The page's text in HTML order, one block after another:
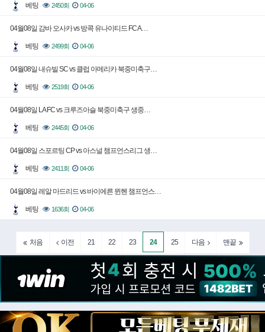
베팅 2450회 04-06
04월08일 감바 오사카 vs 방콕 유나이티드 FC A…
베팅 2499회 04-06
04월08일 내슈빌 SC vs 클럽 아메리카 북중미축구…
베팅 2519회 04-06
04월08일 LA FC vs 크루즈아슬 북중미축구 생중…
베팅 2445회 04-06
04월08일 스포르팅 CP vs 아스널 챔프언스리그 생…
베팅 2411회 04-06
04월08일 레알 마드리드 vs 바이에른 뮌헨 챔프언스…
베팅 1636회 04-06
처음 이전 21 22 23 24 25 다음 맨끝